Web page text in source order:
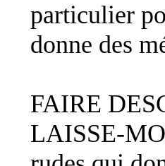
particulier
donne des
FAIRE
LAISSE-